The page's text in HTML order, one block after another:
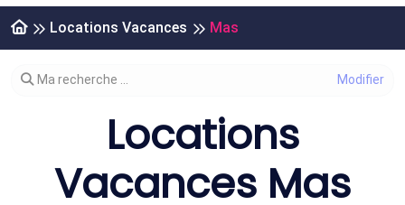
Locations Vacances Mas
Modifier votre recherche
Ma recherche ...
Locations
Vacances Mas